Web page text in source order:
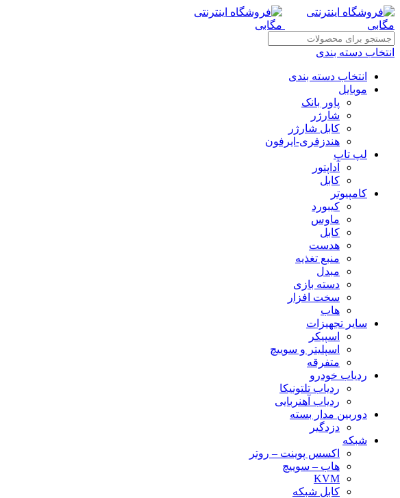
انتخاب دسته بندی
انتخاب دسته بندی
موبایل
پاور بانک
شارژر
کابل شارژر
هندزفری-ایرفون
لپ تاپ
آداپتور
کابل
کامپیوتر
کیبورد
ماوس
کابل
هدست
منبع تغذیه
مبدل
دسته بازی
سخت افزار
هاب
سایر تجهیزات
اسپیکر
اسپلیتر و سوییچ
متفرقه
ردیاب خودرو
ردیاب تلتونیکا
ردیاب آهنربایی
دوربین مدار بسته
دزدگیر
شبکه
اکسس پوینت – روتر
هاب – سوییچ
KVM
کابل شبکه